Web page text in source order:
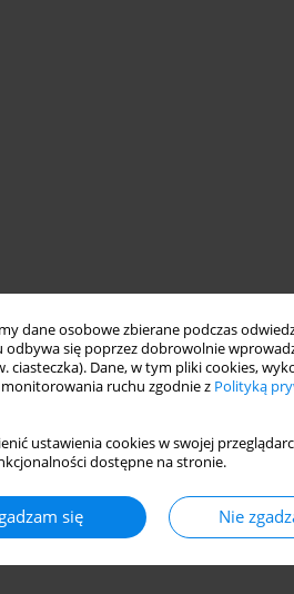
dane osobowe zbierane podczas
odbywa się poprzez dobrowolnie
ciasteczka). Dane, w tym pliki cookies,
ruchu zgodnie z Polityką
ustawienia cookies w swojej
dostępne na stronie.
się Nie